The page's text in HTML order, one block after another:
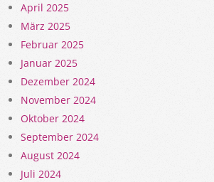
April 2025
März 2025
Februar 2025
Januar 2025
Dezember 2024
November 2024
Oktober 2024
September 2024
August 2024
Juli 2024